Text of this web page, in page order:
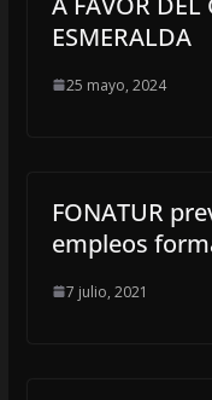
ESMERALDA
25 mayo, 2024
FONATUR
empleos
7 julio, 2021